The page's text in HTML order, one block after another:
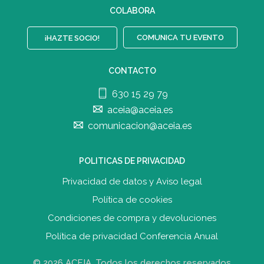
COLABORA
¡HAZTE SOCIO! COMUNICA TU EVENTO
CONTACTO
630 15 29 79
aceia@aceia.es
comunicacion@aceia.es
POLITICAS DE PRIVACIDAD
Privacidad de datos y Aviso legal
Política de cookies
Condiciones de compra y devoluciones
Política de privacidad Conferencia Anual